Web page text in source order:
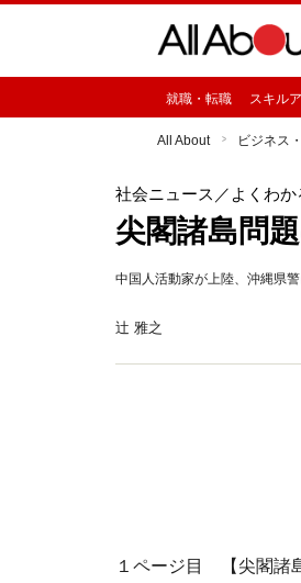
就職・転職 スキル
All About ビジネス
社会ニュース ／よくわ
尖閣諸島問
中国人活動家が上陸、沖縄県
辻 雅之
１ページ目 【尖閣諸